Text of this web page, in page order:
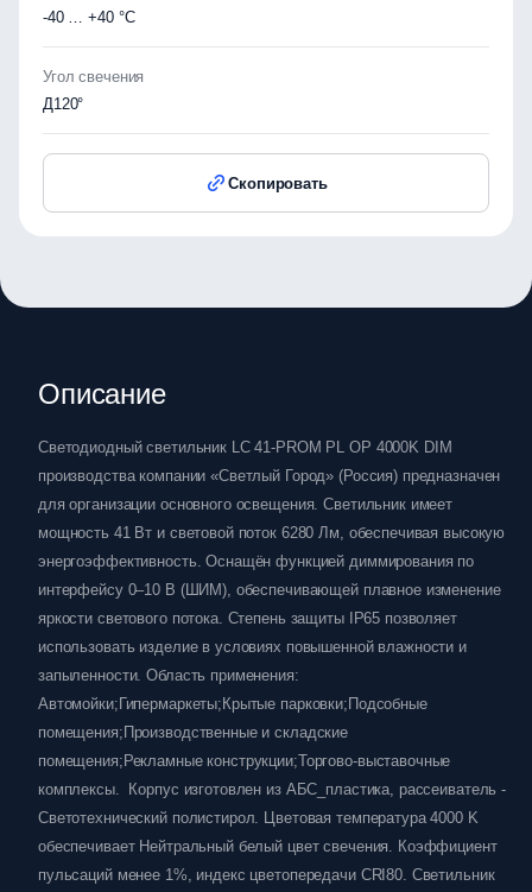
-40 … +40 °C
Угол свечения
Д120°
Скопировать
Описание
Светодиодный светильник LC 41-PROM PL OP 4000K DIM
производства компании «Светлый Город» (Россия) предназначен
для организации основного освещения. Светильник имеет
мощность 41 Вт и световой поток 6280 Лм, обеспечивая высокую
энергоэффективность. Оснащён функцией диммирования по
интерфейсу 0–10 В (ШИМ), обеспечивающей плавное изменение
яркости светового потока. Степень защиты IP65 позволяет
использовать изделие в условиях повышенной влажности и
запыленности. Область применения:
Автомойки;Гипермаркеты;Крытые парковки;Подсобные
помещения;Производственные и складские
помещения;Рекламные конструкции;Торгово-выставочные
комплексы. Корпус изготовлен из АБС_пластика, рассеиватель -
Светотехнический полистирол. Цветовая температура 4000 K
обеспечивает Нейтральный белый цвет свечения. Коэффициент
пульсаций менее 1%, индекс цветопередачи CRI80. Светильник